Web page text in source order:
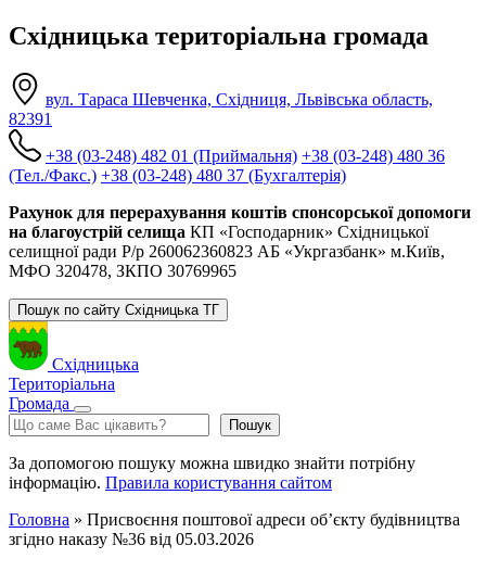
Східницька територіальна громада
вул. Тараса Шевченка, Східниця, Львівська область,
82391
+38 (03-248) 482 01 (Приймальня) +38 (03-248) 480 36
(Тел./Факс.) +38 (03-248) 480 37 (Бухгалтерія)
Рахунок для перерахування коштів спонсорської допомоги
на благоустрій селища КП «Господарник» Східницької
селищної ради Р/р 260062360823 АБ «Укргазбанк» м.Київ,
МФО 320478, ЗКПО 30769965
Пошук по сайту Східницька ТГ
Східницька
Територіальна
Громада
Пошук
Пошук
За допомогою пошуку можна швидко знайти потрібну
інформацію. Правила користування сайтом
Головна » Присвоєння поштової адреси об’єкту будівництва
згідно наказу №36 від 05.03.2026